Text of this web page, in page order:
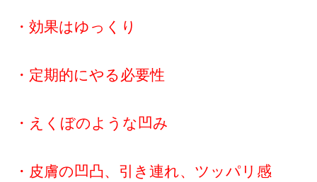
・効果はゆっくり
・定期的にやる必要性
・えくぼのような凹み
・皮膚の凹凸、引き連れ、ツッパリ感